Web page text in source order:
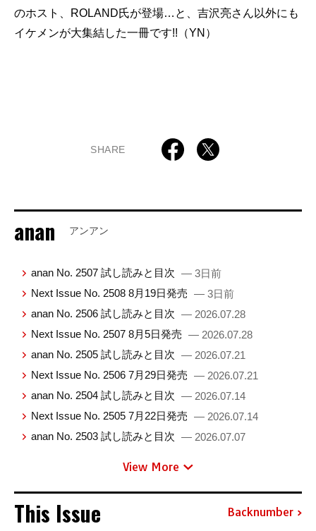
のホスト、ROLAND氏が登場…と、吉沢亮さん以外にも
イケメンが大集結した一冊です!!（YN）
SHARE
anan アンアン
anan No. 2507 試し読みと目次 — 3日前
Next Issue No. 2508 8月19日発売 — 3日前
anan No. 2506 試し読みと目次 — 2026.07.28
Next Issue No. 2507 8月5日発売 — 2026.07.28
anan No. 2505 試し読みと目次 — 2026.07.21
Next Issue No. 2506 7月29日発売 — 2026.07.21
anan No. 2504 試し読みと目次 — 2026.07.14
Next Issue No. 2505 7月22日発売 — 2026.07.14
anan No. 2503 試し読みと目次 — 2026.07.07
View More
This Issue Backnumber